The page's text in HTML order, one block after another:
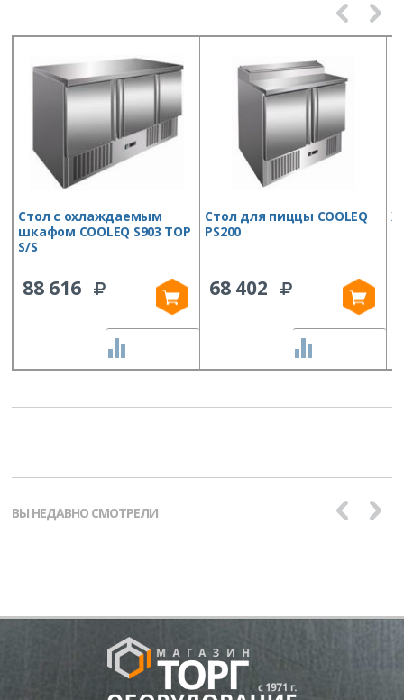
Стол с охлаждаемым
шкафом COOLEQ S903 TOP
S/S
88 616
Стол для пиццы COOLEQ
PS200
68 402
ВЫ НЕДАВНО СМОТРЕЛИ